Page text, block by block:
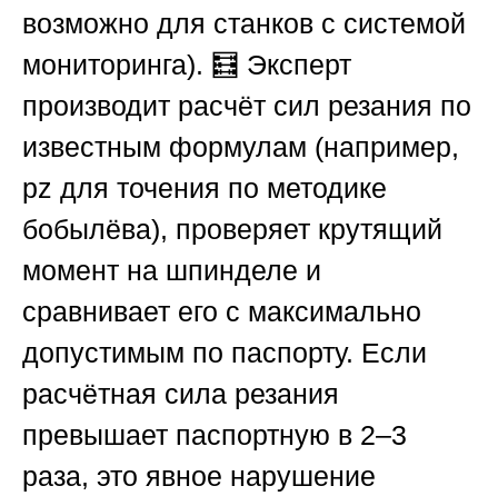
возможно для станков с системой
мониторинга). 🧮 Эксперт
производит расчёт сил резания по
известным формулам (например,
pz для точения по методике
бобылёва), проверяет крутящий
момент на шпинделе и
сравнивает его с максимально
допустимым по паспорту. Если
расчётная сила резания
превышает паспортную в 2–3
раза, это явное нарушение